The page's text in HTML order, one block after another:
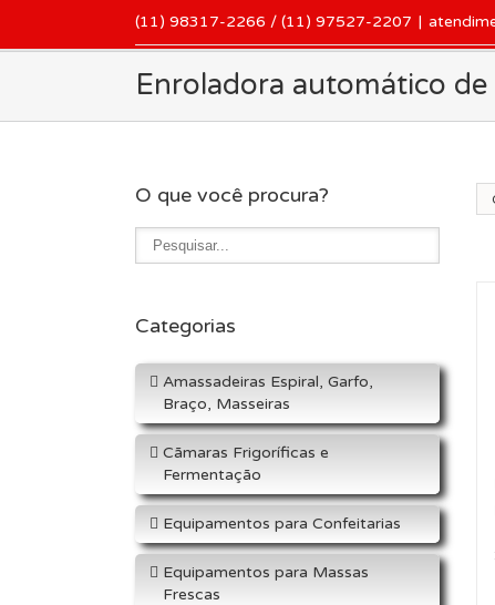
(11) 98317-2266 / (11) 97527-2207 |
Enroladora automático de
O que você procura?
Categorias
Amassadeiras Espiral, Garfo,
Braço, Masseiras
Cãmaras Frigoríficas e
Fermentação
Equipamentos para Confeitarias
Equipamentos para Massas
Frescas